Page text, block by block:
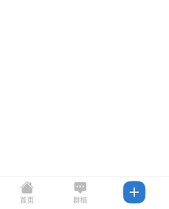
首页 群组